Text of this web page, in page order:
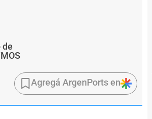
de
Agregá ArgenPorts en